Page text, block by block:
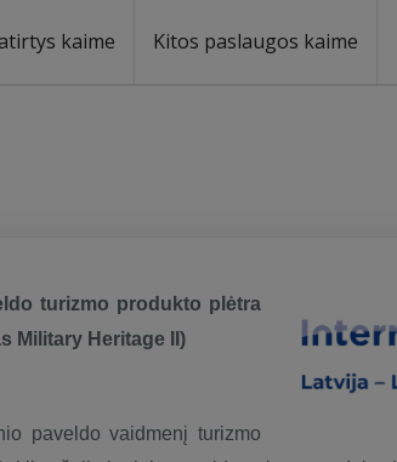
kaime Kitos paslaugos kaime
turizmo produkto plėtra
Military Heritage II)
paveldo vaidmenį turizmo